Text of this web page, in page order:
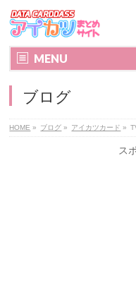
MENU
ブログ
HOME » ブログ » アイカツカード »
ス